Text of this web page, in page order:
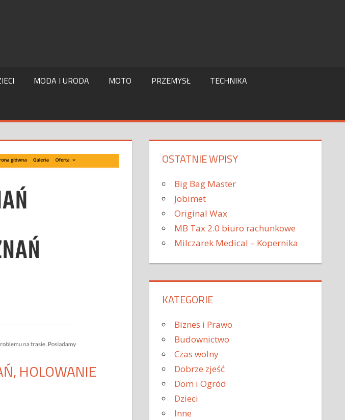
MODA I URODA MOTO PRZEMYSŁ TECHNIKA
HOLOWANIE
OSTATNIE WPISY
Big Bag Master
Jobimet
Original Wax
MB Tax 2.0 biuro rachunkowe
Milczarek Medical – Kopernika
KATEGORIE
Biznes i Prawo
Budownictwo
Czas wolny
Dobrze zjeść
Dom i Ogród
Dzieci
Inne